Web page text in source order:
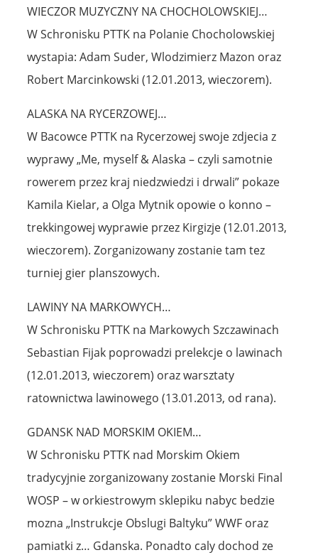
WIECZOR MUZYCZNY NA CHOCHOLOWSKIEJ…
W Schronisku PTTK na Polanie Chocholowskiej
wystapia: Adam Suder, Wlodzimierz Mazon oraz
Robert Marcinkowski (12.01.2013, wieczorem).
ALASKA NA RYCERZOWEJ…
W Bacowce PTTK na Rycerzowej swoje zdjecia z
wyprawy „Me, myself & Alaska – czyli samotnie
rowerem przez kraj niedzwiedzi i drwali” pokaze
Kamila Kielar, a Olga Mytnik opowie o konno –
trekkingowej wyprawie przez Kirgizje (12.01.2013,
wieczorem). Zorganizowany zostanie tam tez
turniej gier planszowych.
LAWINY NA MARKOWYCH…
W Schronisku PTTK na Markowych Szczawinach
Sebastian Fijak poprowadzi prelekcje o lawinach
(12.01.2013, wieczorem) oraz warsztaty
ratownictwa lawinowego (13.01.2013, od rana).
GDANSK NAD MORSKIM OKIEM…
W Schronisku PTTK nad Morskim Okiem
tradycyjnie zorganizowany zostanie Morski Final
WOSP – w orkiestrowym sklepiku nabyc bedzie
mozna „Instrukcje Obslugi Baltyku” WWF oraz
pamiatki z… Gdanska. Ponadto caly dochod ze